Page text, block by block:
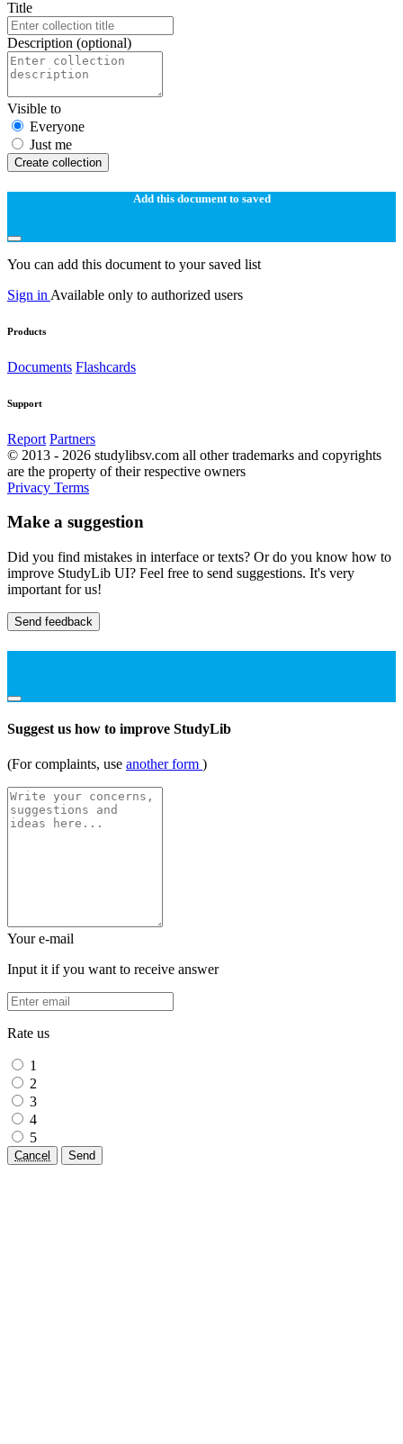
Title
Description (optional)
Visible to
Everyone
Just me
Create collection
Add this document to saved
You can add this document to your saved list
Sign in Available only to authorized users
Products
Documents Flashcards
Support
Report Partners
© 2013 - 2026 studylibsv.com all other trademarks and copyrights
are the property of their respective owners
Privacy Terms
Make a suggestion
Did you find mistakes in interface or texts? Or do you know how to
improve StudyLib UI? Feel free to send suggestions. It's very
important for us!
Send feedback
Suggest us how to improve StudyLib
(For complaints, use another form )
Your e-mail
Input it if you want to receive answer
Rate us
1
2
3
4
5
Cancel Send